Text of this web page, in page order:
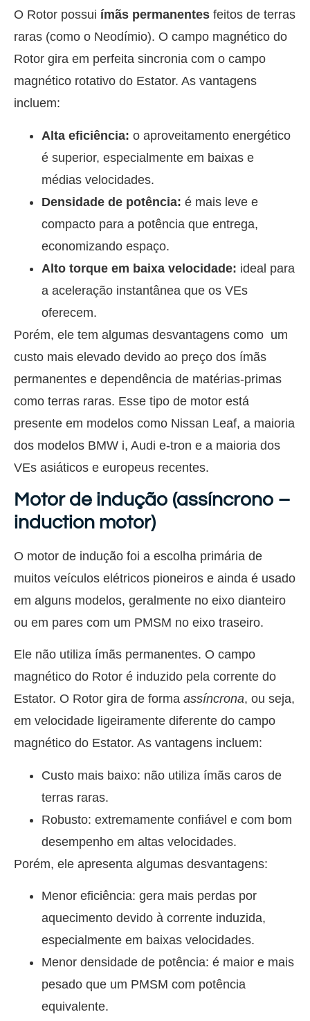
O Rotor possui ímãs permanentes feitos de terras
raras (como o Neodímio). O campo magnético do
Rotor gira em perfeita sincronia com o campo
magnético rotativo do Estator. As vantagens
incluem:
Alta eficiência: o aproveitamento energético
é superior, especialmente em baixas e
médias velocidades.
Densidade de potência: é mais leve e
compacto para a potência que entrega,
economizando espaço.
Alto torque em baixa velocidade: ideal para
a aceleração instantânea que os VEs
oferecem.
Porém, ele tem algumas desvantagens como um
custo mais elevado devido ao preço dos ímãs
permanentes e dependência de matérias-primas
como terras raras. Esse tipo de motor está
presente em modelos como Nissan Leaf, a maioria
dos modelos BMW i, Audi e-tron e a maioria dos
VEs asiáticos e europeus recentes.
Motor de indução (assíncrono –
induction motor)
O motor de indução foi a escolha primária de
muitos veículos elétricos pioneiros e ainda é usado
em alguns modelos, geralmente no eixo dianteiro
ou em pares com um PMSM no eixo traseiro.
Ele não utiliza ímãs permanentes. O campo
magnético do Rotor é induzido pela corrente do
Estator. O Rotor gira de forma assíncrona, ou seja,
em velocidade ligeiramente diferente do campo
magnético do Estator. As vantagens incluem:
Custo mais baixo: não utiliza ímãs caros de
terras raras.
Robusto: extremamente confiável e com bom
desempenho em altas velocidades.
Porém, ele apresenta algumas desvantagens:
Menor eficiência: gera mais perdas por
aquecimento devido à corrente induzida,
especialmente em baixas velocidades.
Menor densidade de potência: é maior e mais
pesado que um PMSM com potência
equivalente.